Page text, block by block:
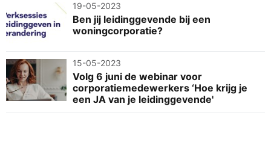
19-05-2023
Ben jij leidinggevende bij een
woningcorporatie?
15-05-2023
Volg 6 juni de webinar voor
corporatiemedewerkers ‘Hoe krijg je
een JA van je leidinggevende'